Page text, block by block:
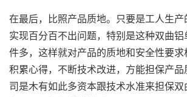
在最后，比照产品质地。只要是工人生
实现百分百不出问题，特别是这种双曲
件多，这样就对产品的质地和安全性要
积累心得，不断技术改进，方能担保产
司是木有如此多资本跟技术水准来担保